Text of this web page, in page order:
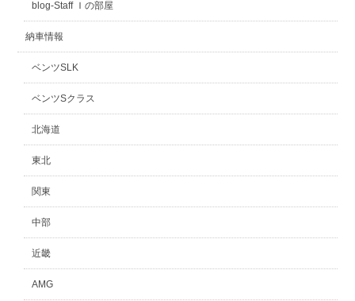
blog-Staff Ｉの部屋
納車情報
ベンツSLK
ベンツSクラス
北海道
東北
関東
中部
近畿
AMG